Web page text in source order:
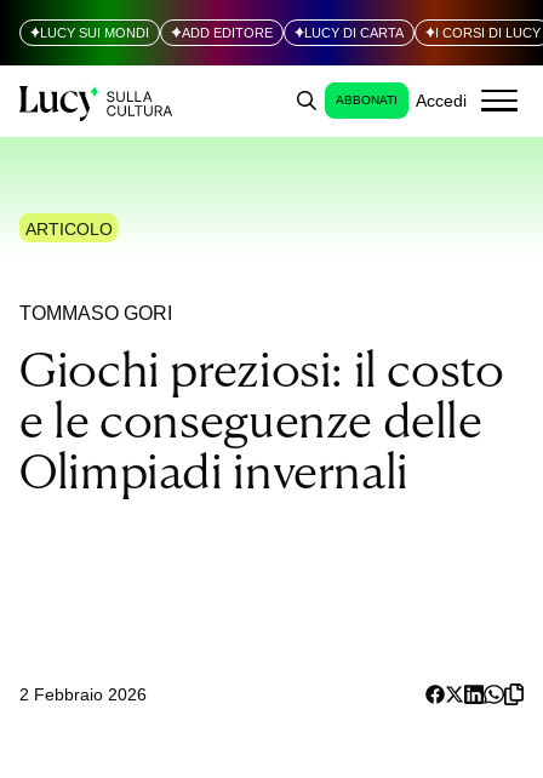
LUCY SUI MONDI ADD EDITORE LUCY DI CARTA I CORSI DI LUCY
ABBONATI Accedi
ARTICOLO
TOMMASO GORI
Giochi preziosi: il costo
e le conseguenze delle
Olimpiadi invernali
2 Febbraio 2026